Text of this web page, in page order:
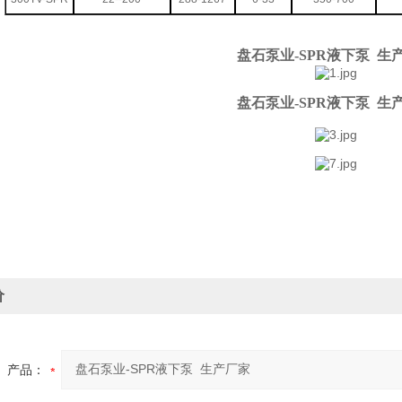
盘石泵业-SPR液下泵 生
盘石泵业-SPR液下泵 生
产品：